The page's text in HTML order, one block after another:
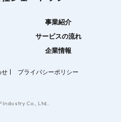
事業紹介
サービスの流れ
企業情報
せ プライバシーポリシー
Industry Co., Ltd..